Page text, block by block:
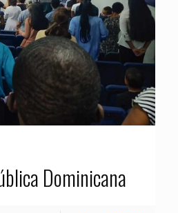
Dominicana